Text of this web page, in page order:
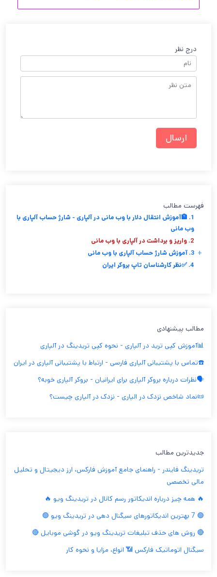
درج نظر
فهرست مطالب
1. 🏦آموزش انتقال دلار با وب مانی در آلپاری - شارژ حساب آلپاری با
وب مانی
2. واریز و برداشت در آلپاری با وب مانی
3. آموزش شارژ حساب آلپاری با وب مانی +
4. ✅نظر کارشناسان تاپ بروکر ایران
مطالب پیشنهادی
📊آموزش کپی ترید در آلپاری - نحوه کپی تریدینگ در آلپاری
☎️تماس با پشتیبانی آلپاری فارسی - ارتباط با پشتیبانی آلپاری در ایران
🗣️نظرات درباره بروکر آلپاری برای ایرانیان - بروکر آلپاری خوبه؟
📜نماد شاخص نزدک در الپاری - نزدک در آلپاری چیست؟
جدیدترین مطالب
تریدینگ فایندر - راهنمای جامع آموزش فارکس، ارز دیجیتال و تحلیل
مالی تخصصی
🔥 همه چیز درباره اندیکاتور رسم کانال در تریدینگ ویو 🔥
🟢 7 بهترین اندیکاتورهای سیگنال دهی در تریدینگ ویو 🟢
🔴 روش های حذف تبلیغات تریدینگ ویو در گوشی موبایل 🔴
سیگنال اتوماتیک فارکس 📶 انواع، مزایا و نحوه کار